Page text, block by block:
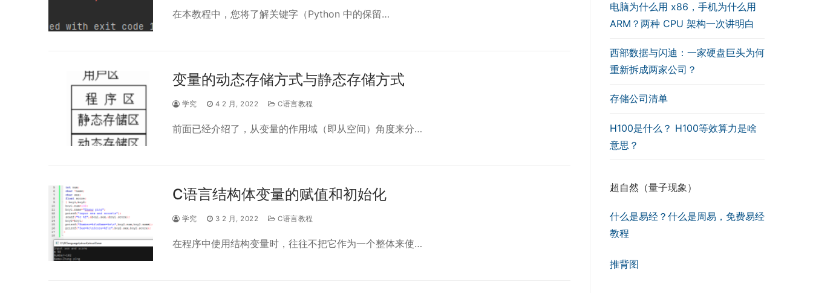
在本教程中，您将了解关键字（Python 中的保留…
变量的动态存储方式与静态存储方式
学究 4 2 月, 2022 C语言教程
前面已经介绍了，从变量的作用域（即从空间）角度来分…
C语言结构体变量的赋值和初始化
学究 3 2 月, 2022 C语言教程
在程序中使用结构变量时，往往不把它作为一个整体来使…
电脑为什么用 x86，手机为什么用
ARM？两种 CPU 架构一次讲明白
西部数据与闪迪：一家硬盘巨头为何
重新拆成两家公司？
存储公司清单
H100是什么？ H100等效算力是啥
意思？
超自然（量子现象）
什么是易经？什么是周易，免费易经
教程
推背图